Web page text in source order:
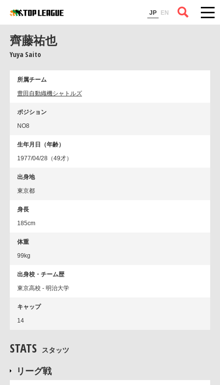
JP EN
コラム
齊藤祐也
Yuya Saito
所属チーム
豊田自動織機シャトルズ
ポジション
NO8
生年月日（年齢）
1977/04/28（49才）
出身地
東京都
身長
185cm
体重
99kg
出身校・チーム歴
東京高校 - 明治大学
キャップ
14
STATS スタッツ
リーグ戦